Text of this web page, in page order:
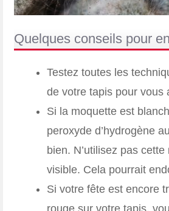
Quelques conseils pour
Testez toutes les
de votre tapis pour vous
Si la moquette est
peroxyde d’hydrogène
bien. N’utilisez pas
visible. Cela pourrait
Si votre fête est encore
rouge sur votre tapis,